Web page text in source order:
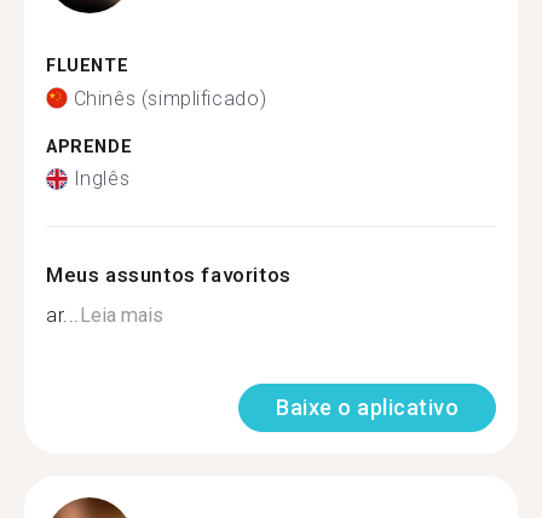
FLUENTE
Chinês (simplificado)
APRENDE
Inglês
Meus assuntos favoritos
ar...Leia mais
Baixe o aplicativo